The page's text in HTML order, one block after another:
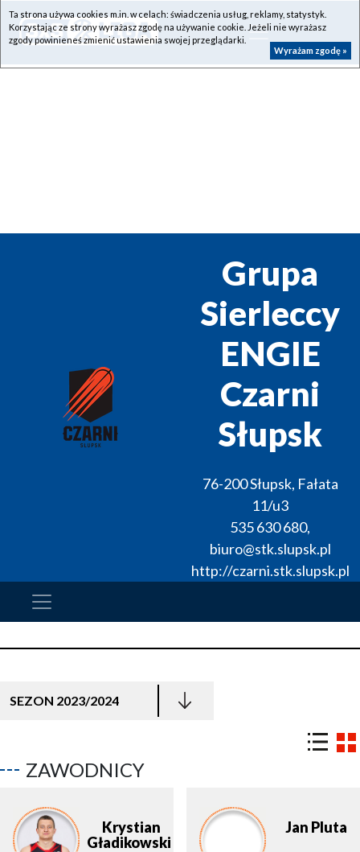
Grupa
Sierleccy
ENGIE
Czarni
Słupsk
76-200Słupsk, Fałata
11/u3
535 630 680,
biuro@stk.slupsk.pl
http://czarni.stk.slupsk.pl
SEZON 2023/2024
ZAWODNICY
Krystian
Gładikowski
Jan Pluta
Ta strona używa cookies m.in. w celach: świadczenia usług, reklamy, statystyk.
Korzystając ze strony wyrażasz zgodę na używanie cookie. Jeżeli nie wyrażasz
zgody powinieneś zmienić ustawienia swojej przeglądarki.
Wyrażam zgodę »